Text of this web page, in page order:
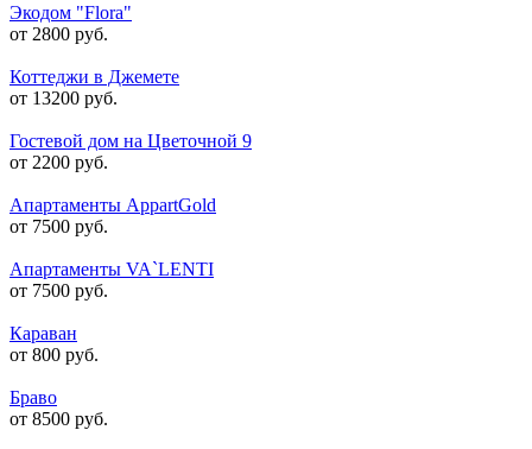
Экодом "Flora"
от 2800 руб.
Коттеджи в Джемете
от 13200 руб.
Гостевой дом на Цветочной 9
от 2200 руб.
Апартаменты AppartGold
от 7500 руб.
Апартаменты VA`LENTI
от 7500 руб.
Караван
от 800 руб.
Браво
от 8500 руб.